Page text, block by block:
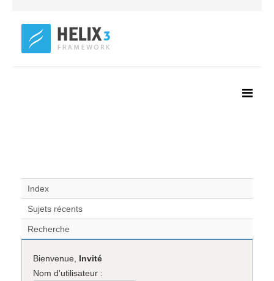
Index
Sujets récents
Recherche
Bienvenue, Invité
Nom d'utilisateur :